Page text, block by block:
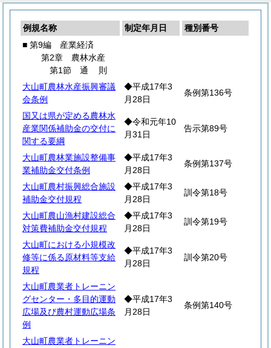
例規名称 制定年月日
種別番号
■ 第9編 産業経済
第2章 農林水産
第1節 通 則
大山町農林水産振興審議
会条例
◆平成17年3
月28日
条例第136号
国又は県が定める農林水
産業関係補助金の交付に
関する要綱
◆令和元年10
月31日
告示第89号
大山町農林業施設整備事
業補助金交付条例
◆平成17年3
月28日
条例第137号
大山町農村振興総合施設
補助金交付規程
◆平成17年3
月28日
訓令第18号
大山町農山漁村建設総合
対策費補助金交付規程
◆平成17年3
月28日
訓令第19号
大山町における小規模改
修等に係る原材料等支給
規程
◆平成17年3
月28日
訓令第20号
大山町農業者トレーニン
グセンター・多目的運動
広場及び農村運動広場条
例
◆平成17年3
月28日
条例第140号
大山町農業者トレーニン